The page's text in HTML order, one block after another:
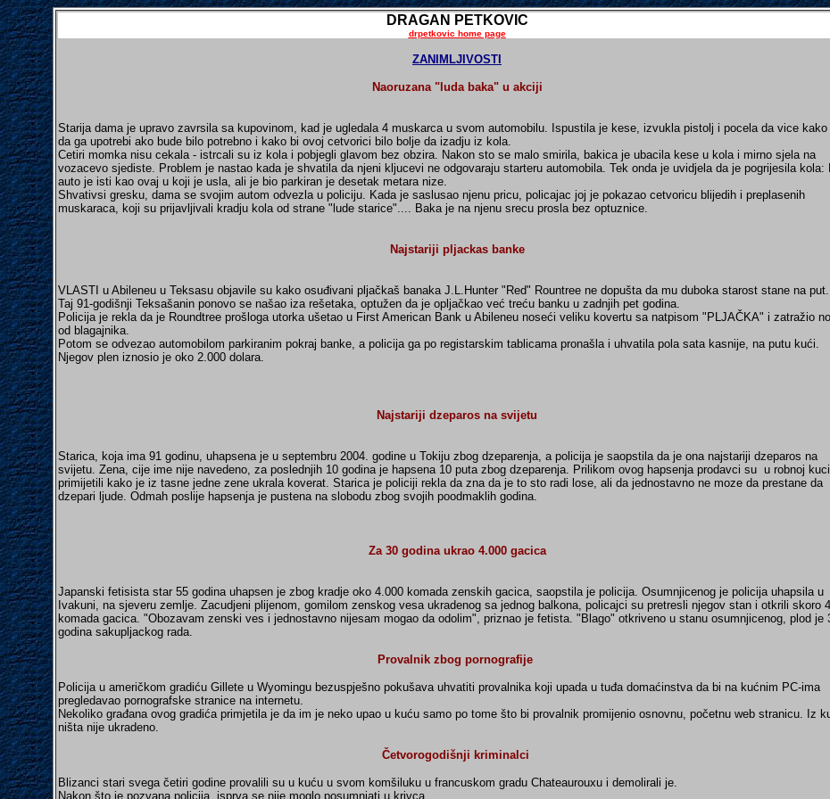
DRAGAN PETKOVIC
drpetkovic home page
ZANIMLJIVOSTI
Naoruzana "luda baka" u akciji
Starija dama je upravo zavrsila sa kupovinom, kad je ugledala 4 muskarca u svom automobilu. Ispustila je kese, izvukla pistolj i pocela da vice kako
da ga upotrebi ako bude bilo potrebno i kako bi ovoj cetvorici bilo bolje da izadju iz kola.
Cetiri momka nisu cekala - istrcali su iz kola i pobjegli glavom bez obzira. Nakon sto se malo smirila, bakica je ubacila kese u kola i mirno sjela na
vozacevo sjediste. Problem je nastao kada je shvatila da njeni kljucevi ne odgovaraju starteru automobila. Tek onda je uvidjela da je pogrijesila kola:
auto je isti kao ovaj u koji je usla, ali je bio parkiran je desetak metara nize.
Shvativsi gresku, dama se svojim autom odvezla u policiju. Kada je saslusao njenu pricu, policajac joj je pokazao cetvoricu blijedih i preplasenih
muskaraca, koji su prijavljivali kradju kola od strane "lude starice".... Baka je na njenu srecu prosla bez optuznice.
Najstariji pljackas banke
VLASTI u Abileneu u Teksasu objavile su kako osuđivani pljačkaš banaka J.L.Hunter "Red" Rountree ne dopušta da mu duboka starost stane na put.
Taj 91-godišnji Teksašanin ponovo se našao iza rešetaka, optužen da je opljačkao već treću banku u zadnjih pet godina.
Policija je rekla da je Roundtree prošloga utorka ušetao u First American Bank u Abileneu noseći veliku kovertu sa natpisom "PLJAČKA" i zatražio
od blagajnika.
Potom se odvezao automobilom parkiranim pokraj banke, a policija ga po registarskim tablicama pronašla i uhvatila pola sata kasnije, na putu kući.
Njegov plen iznosio je oko 2.000 dolara.
Najstariji dzeparos na svijetu
Starica, koja ima 91 godinu, uhapsena je u septembru 2004. godine u Tokiju zbog dzeparenja, a policija je saopstila da je ona najstariji dzeparos na
svijetu. Zena, cije ime nije navedeno, za poslednjih 10 godina je hapsena 10 puta zbog dzeparenja. Prilikom ovog hapsenja prodavci su u robnoj kuci
primijetili kako je iz tasne jedne zene ukrala koverat. Starica je policiji rekla da zna da je to sto radi lose, ali da jednostavno ne moze da prestane da
dzepari ljude. Odmah poslije hapsenja je pustena na slobodu zbog svojih poodmaklih godina.
Za 30 godina ukrao 4.000 gacica
Japanski fetisista star 55 godina uhapsen je zbog kradje oko 4.000 komada zenskih gacica, saopstila je policija. Osumnjicenog je policija uhapsila u
Ivakuni, na sjeveru zemlje. Zacudjeni plijenom, gomilom zenskog vesa ukradenog sa jednog balkona, policajci su pretresli njegov stan i otkrili skoro
komada gacica. "Obozavam zenski ves i jednostavno nijesam mogao da odolim", priznao je fetista. "Blago" otkriveno u stanu osumnjicenog, plod je
godina sakupljackog rada.
Provalnik zbog pornografije
Policija u američkom gradiću Gillete u Wyomingu bezuspješno pokušava uhvatiti provalnika koji upada u tuđa domaćinstva da bi na kućnim PC-ima
pregledavao pornografske stranice na internetu.
Nekoliko građana ovog gradića primjetila je da im je neko upao u kuću samo po tome što bi provalnik promijenio osnovnu, početnu web stranicu. Iz
ništa nije ukradeno.
Četvorogodišnji kriminalci
Blizanci stari svega četiri godine provalili su u kuću u svom komšiluku u francuskom gradu Chateaurouxu i demolirali je.
Nakon što je pozvana policija, isprva se nije moglo posumnjati u krivca.